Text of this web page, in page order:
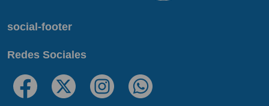
social-footer
Redes Sociales